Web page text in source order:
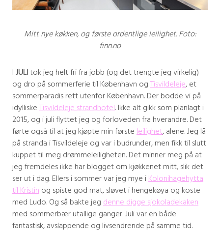
Mitt nye køkken, og første ordentlige leilighet. Foto:
finn.no
IJULItok jeg helt fri fra jobb (og det trengte jeg virkelig)
og dro på sommerferie til København ogTisvildeleje, et
sommerparadis rett utenfor København. Der bodde vi på
idylliskeTisvildeleje strandhotel. Ikke alt gikk som planlagt i
2015, og i juli flyttet jeg og forloveden fra hverandre. Det
førte også til at jeg kjøpte min førsteleilighet, alene. Jeg lå
på stranda i Tisvildeleje og var i budrunder, men fikk til slutt
kuppet til meg drømmeleiligheten. Det minner meg på at
jeg fremdeles ikke har blogget om kjøkkenet mitt, slik det
ser ut i dag. Ellers i sommer var jeg mye iKolonihagehytta
til Kristinog spiste god mat, sløvet i hengekøya og koste
med Ludo. Og så bakte jegdenne digge sjokoladekaken
med sommerbær utallige ganger. Juli var en både
fantastisk, avslappende og livsendrende på samme tid.